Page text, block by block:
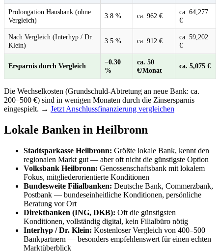
Prolongation Hausbank (ohne
Vergleich)
3.8 % ca. 962 €
ca. 64,277
€
Nach Vergleich (Interhyp / Dr.
Klein)
3.5 % ca. 912 €
ca. 59,202
€
Ersparnis durch Vergleich
−0.30
%
ca. 50
€/Monat
ca. 5,075 €
Die Wechselkosten (Grundschuld-Abtretung an neue Bank: ca.
200–500 €) sind in wenigen Monaten durch die Zinsersparnis
eingespielt. → Jetzt Anschlussfinanzierung vergleichen
Lokale Banken in Heilbronn
Stadtsparkasse Heilbronn: Größte lokale Bank, kennt den
regionalen Markt gut — aber oft nicht die günstigste Option
Volksbank Heilbronn: Genossenschaftsbank mit lokalem
Fokus, mitgliederorientierte Konditionen
Bundesweite Filialbanken: Deutsche Bank, Commerzbank,
Postbank — bundeseinheitliche Konditionen, persönliche
Beratung vor Ort
Direktbanken (ING, DKB): Oft die günstigsten
Konditionen, vollständig digital, kein Filialbüro nötig
Interhyp / Dr. Klein: Kostenloser Vergleich von 400–500
Bankpartnern — besonders empfehlenswert für einen echten
Marktüberblick